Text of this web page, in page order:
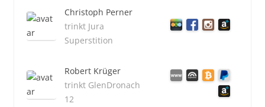
Christoph Perner
trinkt Jura
Superstition
Robert Krüger
trinkt GlenDronach
12